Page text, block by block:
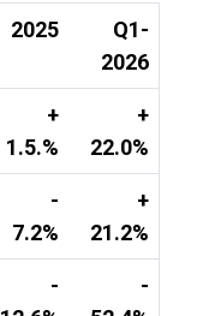
2025
Q1-
2026
+
1.5.%
+
22.0%
-
7.2%
+
21.2%
-
-